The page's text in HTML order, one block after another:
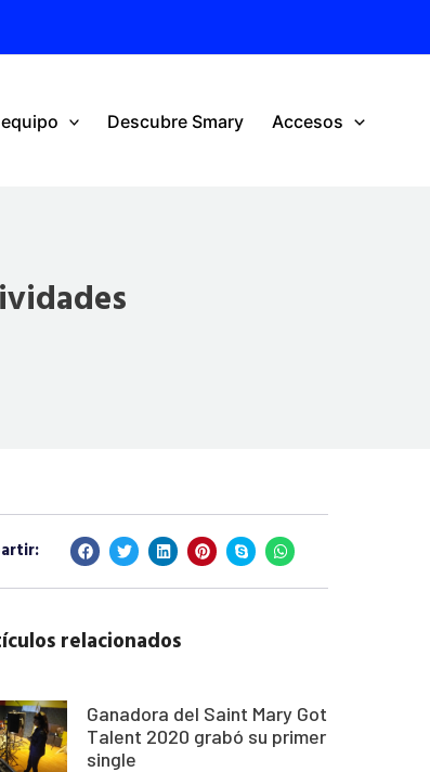
Descubre Smary Accesos
relacionados
Ganadora del Saint Mary Got
Talent 2020 grabó su primer
single